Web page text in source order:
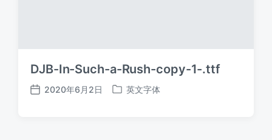
DJB-In-Such-a-Rush-copy-1-.ttf
发
2020年6月2日
发
英文字体